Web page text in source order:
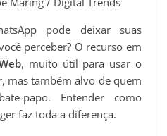
pode deixar suas
perceber? O recurso em
, muito útil para usar o
mas também alvo de quem
papo. Entender como
faz toda a diferença.